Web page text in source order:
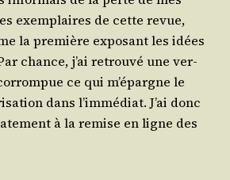
exem­plaires de cette revue,
la pre­mière expo­sant les idées
chance, j’ai retrou­vé une ver­
ce qui m’épargne le
dans l’immédiat. J’ai donc
à la remise en ligne des